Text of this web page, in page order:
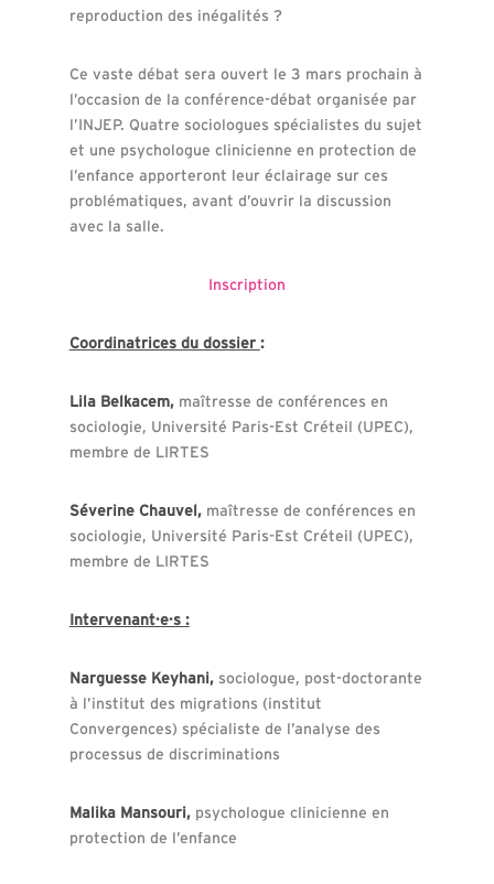
reproduction des inégalités ?
Ce vaste débat sera ouvert le 3 mars prochain à
l’occasion de la conférence-débat organisée par
l’INJEP. Quatre sociologues spécialistes du sujet
et une psychologue clinicienne en protection de
l’enfance apporteront leur éclairage sur ces
problématiques, avant d’ouvrir la discussion
avec la salle.
Inscription
Coordinatrices du dossier :
Lila Belkacem, maîtresse de conférences en
sociologie, Université Paris-Est Créteil (UPEC),
membre de LIRTES
Séverine Chauvel, maîtresse de conférences en
sociologie, Université Paris-Est Créteil (UPEC),
membre de LIRTES
Intervenant·e·s :
Narguesse Keyhani, sociologue, post-doctorante
à l’institut des migrations (institut
Convergences) spécialiste de l’analyse des
processus de discriminations
Malika Mansouri, psychologue clinicienne en
protection de l’enfance